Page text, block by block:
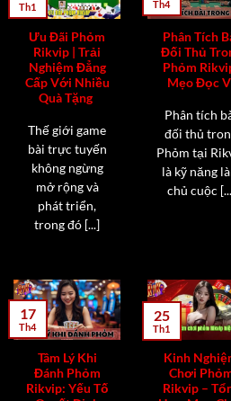
Ưu Đãi Phỏm
Rikvip | Trải
Nghiệm Đẳng
Cấp Với Nhiều
Quà Tặng
Thế giới game
bài trực tuyến
không ngừng
mở rộng và
phát triển,
trong đó [...]
Th1
Phân Tích
Đối Thủ
Phỏm
Mẹo Đọc
Phân tích
đối thủ
Phỏm tại
là kỹ năng
chủ cuộc
Th4
Tâm Lý Khi
Đánh Phỏm
Rikvip: Yếu Tố
17
Th4
Kinh
Chơi
Rikvip –
25
Th1